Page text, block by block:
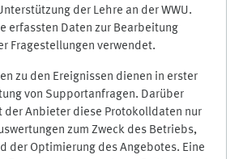
der Lehre an der WWU.
erfassten Daten zur Bearbeitung
Fragestellungen verwendet.
zu den Ereignissen dienen in erster
von Supportanfragen. Darüber
der Anbieter diese Protokolldaten nur
zum Zweck des Betriebs,
der Optimierung des Angebotes. Eine